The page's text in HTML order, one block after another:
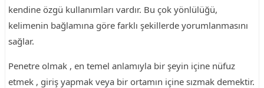
kendine özgü kullanımları vardır. Bu çok yönlülüğü,
kelimenin bağlamına göre farklı şekillerde yorumlanmasını
sağlar.
Penetre olmak , en temel anlamıyla bir şeyin içine nüfuz
etmek , giriş yapmak veya bir ortamın içine sızmak demektir.